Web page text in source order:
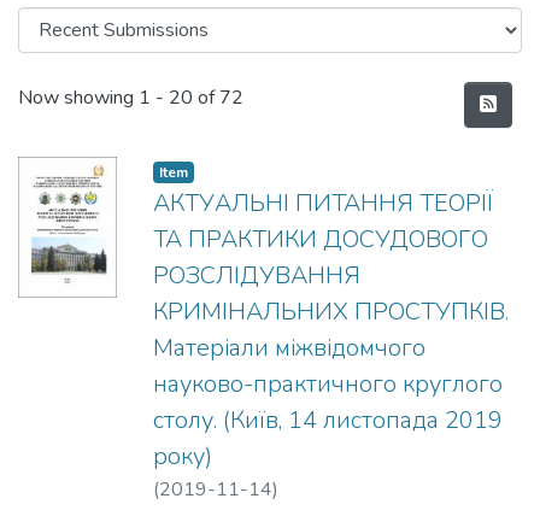
Recent Submissions
Now showing 1 - 20 of 72
Item
АКТУАЛЬНІ ПИТАННЯ ТЕОРІЇ
ТА ПРАКТИКИ ДОСУДОВОГО
РОЗСЛІДУВАННЯ
КРИМІНАЛЬНИХ ПРОСТУПКІВ.
Матеріали міжвідомчого
науково-практичного круглого
столу. (Київ, 14 листопада 2019
року)
(2019-11-14)